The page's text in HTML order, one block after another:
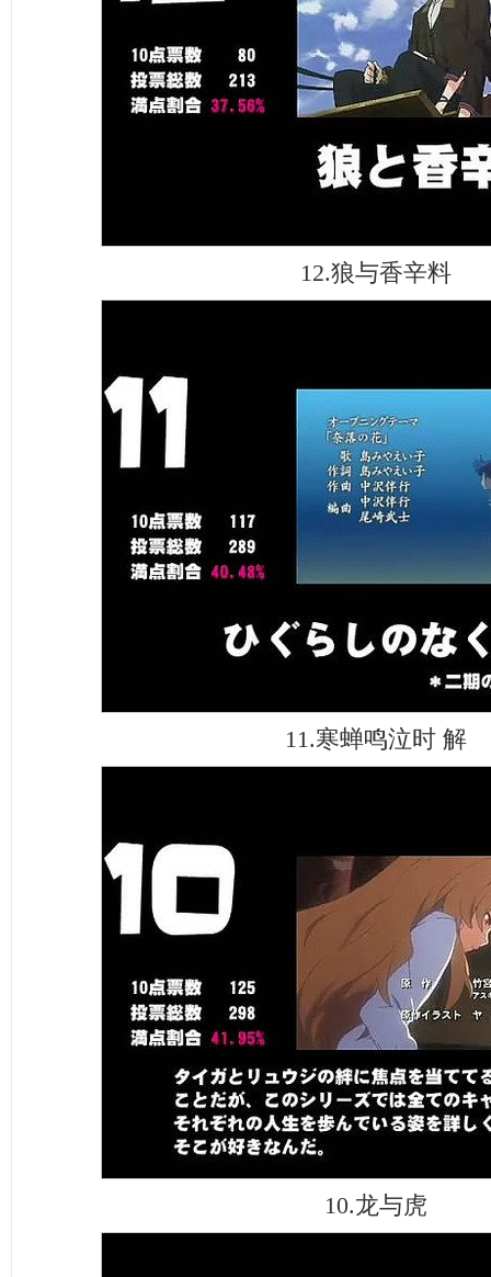
12.狼与香辛料
11.寒蝉鸣泣时 解
10.龙与虎